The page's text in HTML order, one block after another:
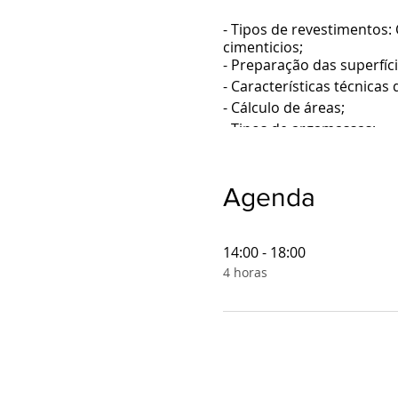
- Tipos de
cimenticios;
- Preparação das
- Características técnicas
- Cálculo de áreas;
- Tipos de argamassas;
- Aplicação de
Duração: 4 horas
Capacidade máxima: 10
Agenda
14:00 - 18:00
4 horas